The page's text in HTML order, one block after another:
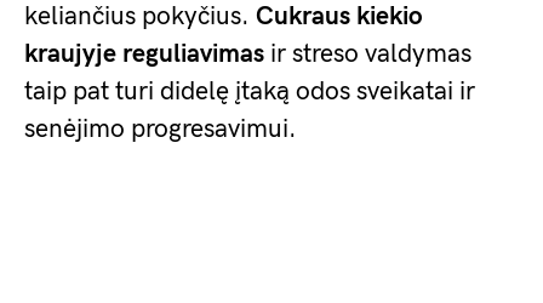
keliančius pokyčius. Cukraus kiekio
kraujyje reguliavimas ir streso valdymas
taip pat turi didelę įtaką odos sveikatai ir
senėjimo progresavimui.